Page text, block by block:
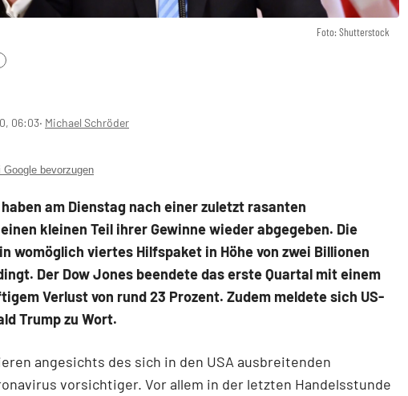
Foto: Shutterstock
06:03‧ Michael Schröder
bevorzugen
haben am Dienstag nach einer zuletzt rasanten
kleinen Teil ihrer Gewinne wieder abgegeben. Die
womöglich viertes Hilfspaket in Höhe von zwei Billionen
Der Dow Jones beendete das erste Quartal mit einem
Verlust von rund 23 Prozent. Zudem meldete sich US-
Trump zu Wort.
angesichts des sich in den USA ausbreitenden
vorsichtiger. Vor allem in der letzten Handelsstunde